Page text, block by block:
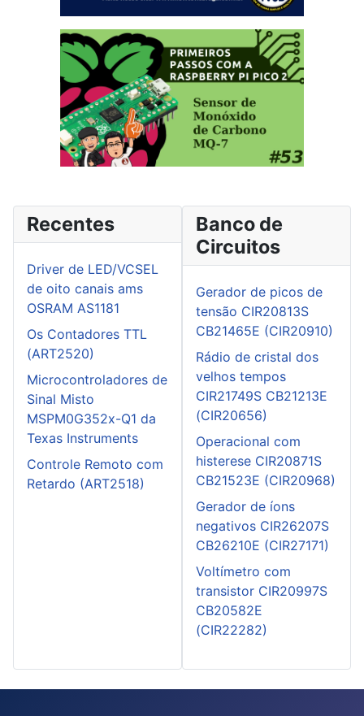
Recentes
Driver de LED/VCSEL
de oito canais ams
OSRAM AS1181
Os Contadores TTL
(ART2520)
Microcontroladores de
Sinal Misto
MSPM0G352x-Q1 da
Texas Instruments
Controle Remoto com
Retardo (ART2518)
Banco de
Circuitos
Gerador de picos de
tensão CIR20813S
CB21465E (CIR20910)
Rádio de cristal dos
velhos tempos
CIR21749S CB21213E
(CIR20656)
Operacional com
histerese CIR20871S
CB21523E (CIR20968)
Gerador de íons
negativos CIR26207S
CB26210E (CIR27171)
Voltímetro com
transistor CIR20997S
CB20582E
(CIR22282)